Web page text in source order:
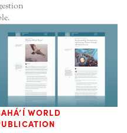
WORLD